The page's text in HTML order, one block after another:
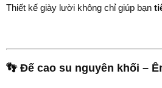
Thiết kế giày lười không chỉ giúp bạn
👣 Đế cao su nguyên khối –